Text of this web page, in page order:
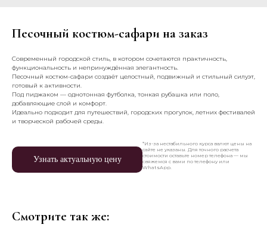
Песочный костюм-сафари на заказ
Современный городской стиль, в котором сочетаются практичность,
функциональность и непринуждённая элегантность.
Песочный костюм-сафари создаёт целостный, подвижный и стильный силуэт,
готовый к активности.
Под пиджаком — однотонная футболка, тонкая рубашка или поло,
добавляющие слой и комфорт.
Идеально подходит для путешествий, городских прогулок, летних фестивалей
и творческой рабочей среды.
Узнать актуальную цену
*Из-за нестабильного курса валют цены на
сайте не указаны. Для точного расчета
стоимости оставьте номер телефона — мы
свяжемся с вами по телефону или
WhatsApp.
Смотрите так же: